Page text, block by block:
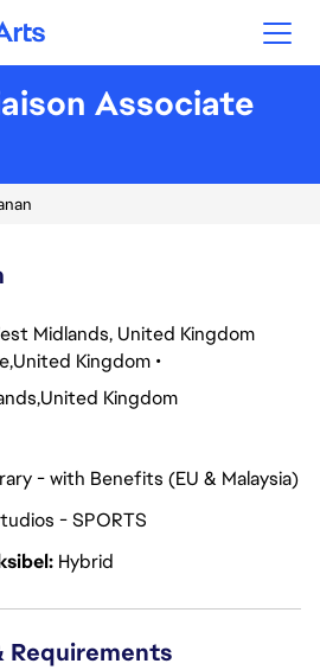
Arts
Associate
Midlands, United Kingdom
United Kingdom
United Kingdom
- with Benefits (EU & Malaysia)
- SPORTS
Hybrid
Requirements